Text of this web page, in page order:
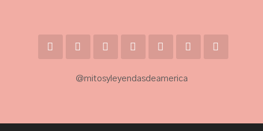
@mitosyleyendasdeamerica